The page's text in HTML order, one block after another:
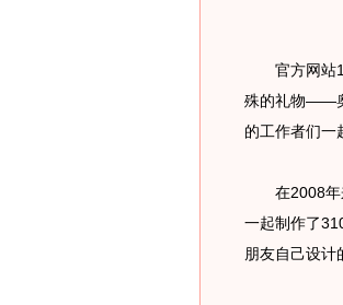
官方网站12
殊的礼物——
的工作者们一
在2008年来
一起制作了
朋友自己设计